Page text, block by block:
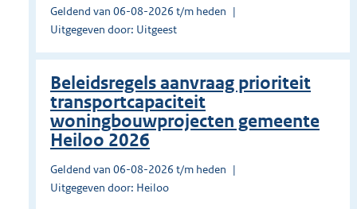
Geldend van 06-08-2026 t/m heden
Uitgegeven door: Uitgeest
Beleidsregels aanvraag prioriteit
transportcapaciteit
woningbouwprojecten gemeente
Heiloo 2026
Geldend van 06-08-2026 t/m heden
Uitgegeven door: Heiloo